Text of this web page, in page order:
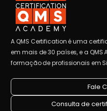
A QMS Certification é uma
em mais de 30 países, e a
formação de profissionais em
Fale
Consulta de